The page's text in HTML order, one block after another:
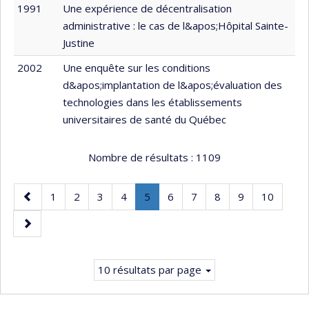
1991
Une expérience de décentralisation
administrative : le cas de l&apos;Hôpital Sainte-
Justine
2002
Une enquête sur les conditions
d&apos;implantation de l&apos;évaluation des
technologies dans les établissements
universitaires de santé du Québec
Nombre de résultats : 1109
Page
précédente
Page
1 Page
2 Page
3 Page
4 Page
5
Page
Page
6 Page
7 Page
8 Page
9 Page
10
Page
suivante
10 résultats par page